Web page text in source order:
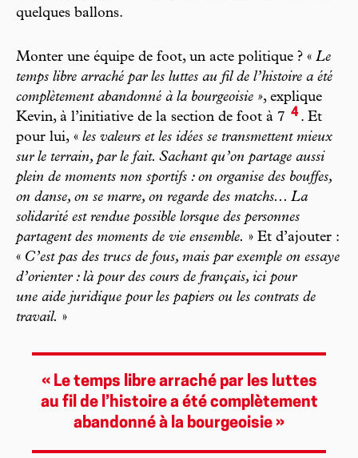
quelques ballons.
Monter une équipe de foot, un acte politique ? « Le
temps libre arraché par les luttes au fil de l’histoire a été
complètement abandonné à la bourgeoisie », explique
Kevin, à l’initiative de la section de foot à 7 4. Et
pour lui, « les valeurs et les idées se transmettent mieux
sur le terrain, par le fait. Sachant qu’on partage aussi
plein de moments non sportifs : on organise des bouffes,
on danse, on se marre, on regarde des matchs... La
solidarité est rendue possible lorsque des personnes
partagent des moments de vie ensemble. » Et d’ajouter :
« C’est pas des trucs de fous, mais par exemple on essaye
d’orienter : là pour des cours de français, ici pour
une aide juridique pour les papiers ou les contrats de
travail. »
« Le temps libre arraché par les luttes
au fil de l’histoire a été complètement
abandonné à la bourgeoisie »